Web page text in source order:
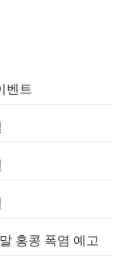
벤트
홍콩 폭염 예고